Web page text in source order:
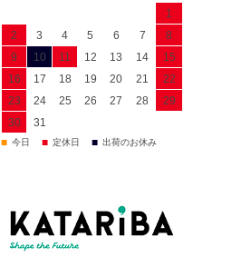
1
2
3 4 5 6 7
8
9
10 11 12 13 14
15
16
17 18 19 20 21
22
23
24 25 26 27 28
29
30
31
■ 今日 ■ 定休日 ■ 出荷のお休み